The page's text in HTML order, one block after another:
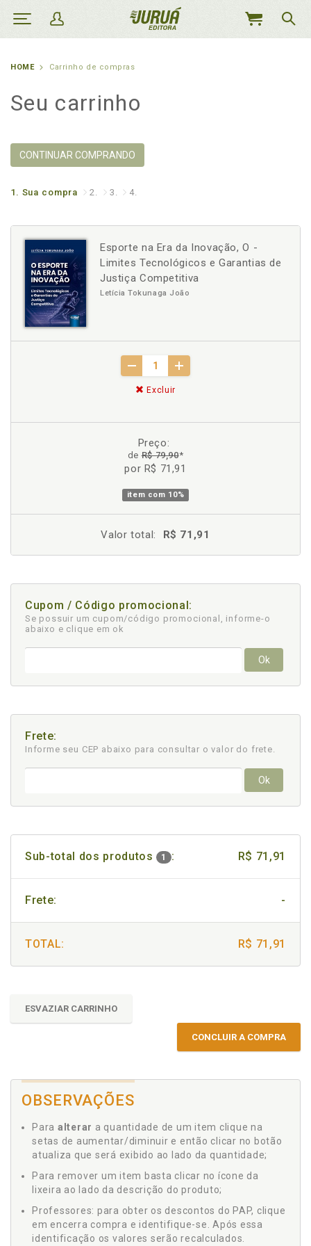
MEU
HOME Carrinho de compras
Seu carrinho
CONTINUAR COMPRANDO
1. Sua compra 2. 3. 4.
Esporte na Era da Inovação, O -
Limites Tecnológicos e Garantias de
Justiça Competitiva
Letícia Tokunaga João
Excluir
Preço:
deR$ 79,90*
por R$ 71,91
item com 10%
Valor total: R$ 71,91
Cupom / Código promocional:
Se possuir um cupom/código promocional, informe-o
abaixo e clique em ok
Ok
Frete:
Informe seu CEP abaixo para consultar o valor do frete.
Ok
Sub-total dos produtos 1 : R$ 71,91
Frete: -
TOTAL: R$ 71,91
ESVAZIAR CARRINHO
CONCLUIR A COMPRA
OBSERVAÇÕES
Para alterar a quantidade de um item clique na
setas de aumentar/diminuir e então clicar no botão
atualiza que será exibido ao lado da quantidade;
Para remover um item basta clicar no ícone da
lixeira ao lado da descrição do produto;
Professores: para obter os descontos do PAP, clique
em encerra compra e identifique-se. Após essa
identificação os valores serão recalculados.